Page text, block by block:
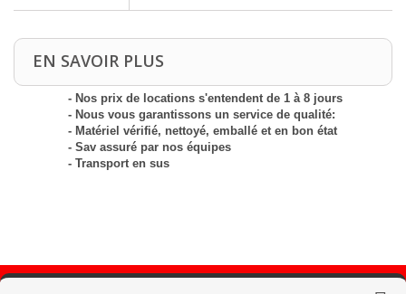
EN SAVOIR PLUS
- Nos prix de locations s'entendent de 1 à 8 jours
- Nous vous garantissons un service de qualité:
- Matériel vérifié, nettoyé, emballé et en bon état
- Sav assuré par nos équipes
- Transport en sus